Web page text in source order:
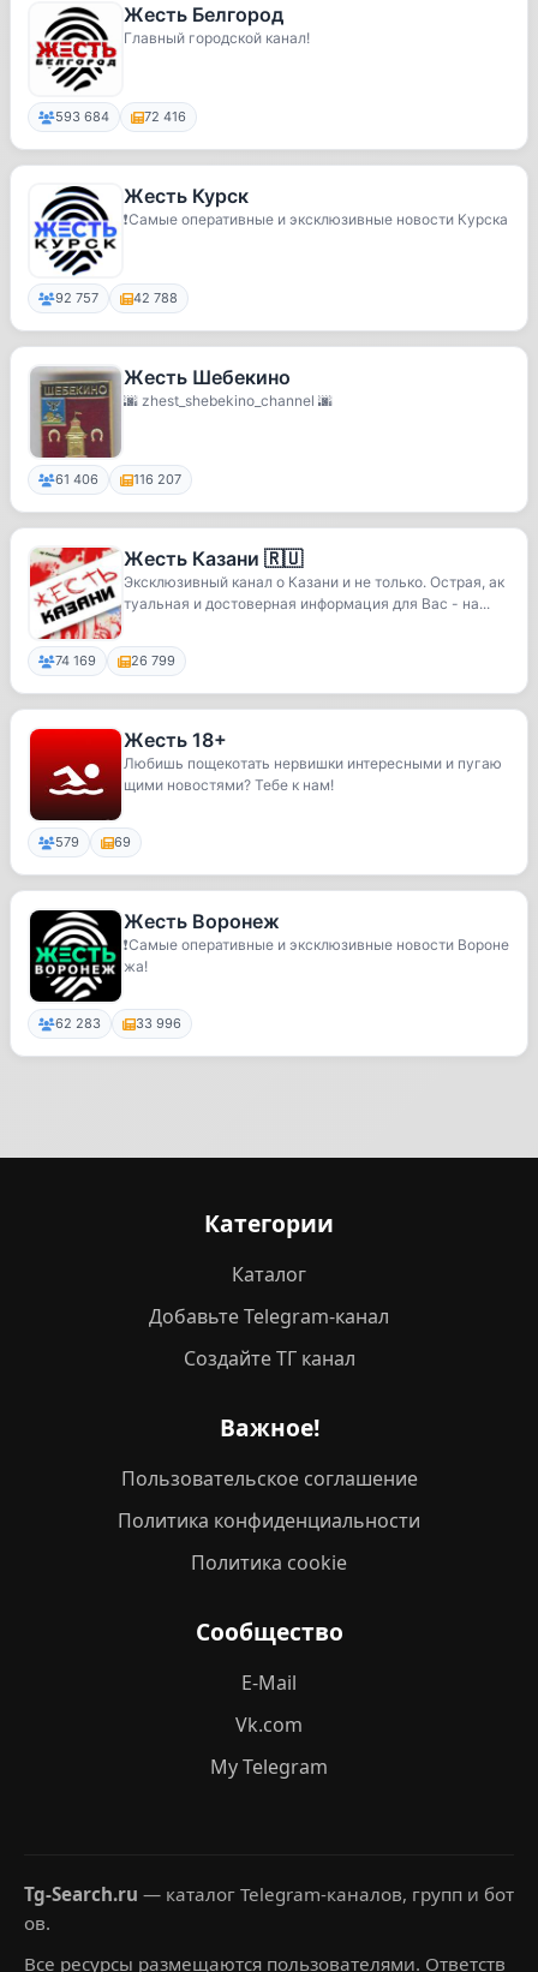
Жесть Белгород
Главный городской канал!
593 684 72 416
Жесть Курск
❗️Самые оперативные и эксклюзивные новости Курска
92 757 42 788
Жесть Шебекино
🌆 zhest_shebekino_channel 🌆
61 406 116 207
Жесть Казани 🇷🇺
Эксклюзивный канал о Казани и не только. Острая, ак
туальная и достоверная информация для Вас - на...
74 169 26 799
Жесть 18+
Любишь пощекотать нервишки интересными и пугаю
щими новостями? Тебе к нам!
579 69
Жесть Воронеж
❗️Самые оперативные и эксклюзивные новости Вороне
жа!
62 283 33 996
Категории
Каталог
Добавьте Telegram-канал
Создайте ТГ канал
Важное!
Пользовательское соглашение
Политика конфиденциальности
Политика cookie
Сообщество
E-Mail
Vk.com
My Telegram
Tg-Search.ru — каталог Telegram-каналов, групп и бот
ов.
Все ресурсы размещаются пользователями. Ответств